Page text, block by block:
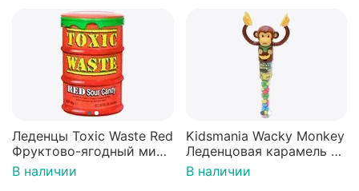
Леденцы Toxic Waste Red
Фруктово-ягодный микс
Красная банка 42 г,
Пакистан
В наличии
Kidsmania Wacky Monkey
Леденцовая карамель с
игрушкой Ваки Манки
12г, Китай
В наличии